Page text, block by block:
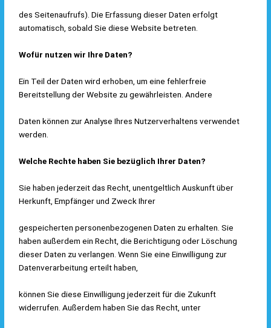
des Seitenaufrufs). Die Erfassung dieser Daten erfolgt
automatisch, sobald Sie diese Website betreten.
Wofür nutzen wir Ihre Daten?
Ein Teil der Daten wird erhoben, um eine fehlerfreie
Bereitstellung der Website zu gewährleisten. Andere
Daten können zur Analyse Ihres Nutzerverhaltens verwendet
werden.
Welche Rechte haben Sie bezüglich Ihrer Daten?
Sie haben jederzeit das Recht, unentgeltlich Auskunft über
Herkunft, Empfänger und Zweck Ihrer
gespeicherten personenbezogenen Daten zu erhalten. Sie
haben außerdem ein Recht, die Berichtigung oder Löschung
dieser Daten zu verlangen. Wenn Sie eine Einwilligung zur
Datenverarbeitung erteilt haben,
können Sie diese Einwilligung jederzeit für die Zukunft
widerrufen. Außerdem haben Sie das Recht, unter